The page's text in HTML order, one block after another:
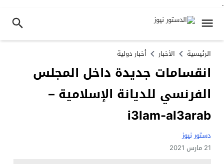
.
الرئيسية الأخبار أخبار دولية
انقسامات جديدة داخل المجلس
الفرنسي للديانة الإسلامية –
i3lam-al3arab
دستور نيوز
21 مارس 2021